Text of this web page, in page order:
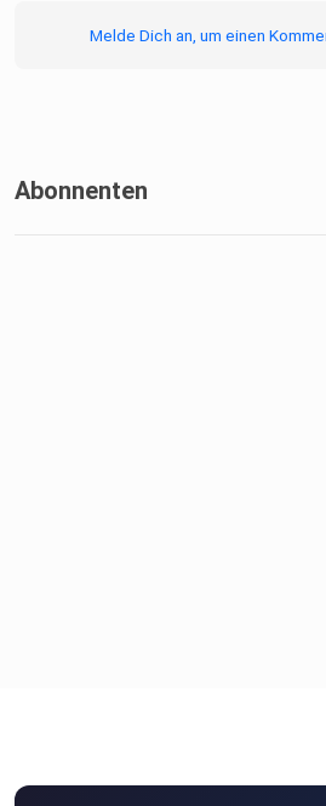
Melde Dich an, um einen
Abonnenten